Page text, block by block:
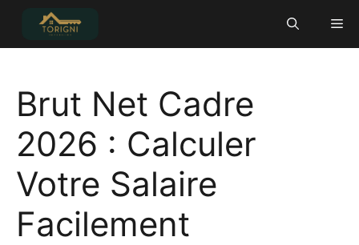
contenu
Brut Net Cadre
2026 : Calculer
Votre Salaire
Facilement